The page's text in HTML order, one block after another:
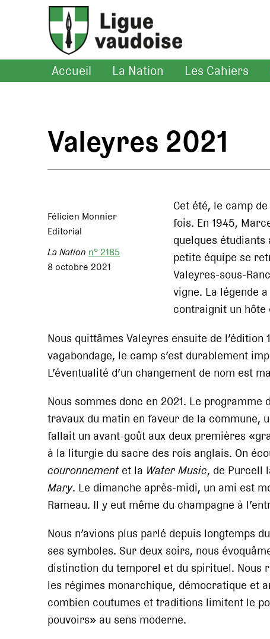
Accueil La Nation Les Cahiers
Valeyres 2021
Félicien Monnier
Editorial
La Nation n° 2185
8 octobre 2021
Cet été, le camp
fois. En 1945,
quelques
petite équipe se
Valeyres-sous-
vigne. La légende
contraignit un hôte
Nous quittâmes Valeyres ensuite de l’édition
vagabondage, le camp s’est durablement
L’éventualité d’un changement de nom est
Nous sommes donc en 2021. Le
travaux du matin en faveur de la commune,
fallait un avant-goût aux deux premières
à la liturgie du sacre des rois anglais. On
couronnementet la Water Music, de Purcell
Mary. Le dimanche après-midi, un ami est
Rameau. Il y eut même du champagne à
Nous n’avions plus parlé depuis longtemps
ses symboles. Sur deux soirs, nous
distinction du temporel et du spirituel.
les régimes monarchique, démocratique et
combien coutumes et traditions limitent le
pouvoirs» au sens moderne.